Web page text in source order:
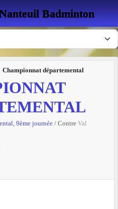
Badminton
Championnat départemental
9ème journée / Contre Val